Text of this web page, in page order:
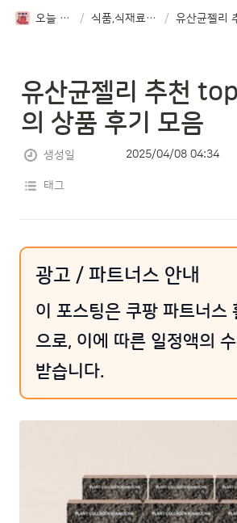
오늘 뭐먹지? / 식품,식재료 TOP10 /
유산균젤리 추천
의 상품 후기 모음
생성일 2025/04/08 04:34
태그
광고 / 파트너스 안내
이 포스팅은 쿠팡 파트너스
으로, 이에 따른 일정액의
받습니다.